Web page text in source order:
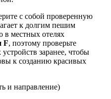
с собой проверенную
к долгим пешим
в местных отелях
F, поэтому проверьте
заранее, чтобы
к созданию красивых
и направление)